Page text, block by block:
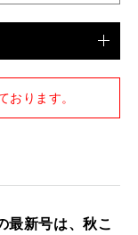
おります。
最新号は、秋こ